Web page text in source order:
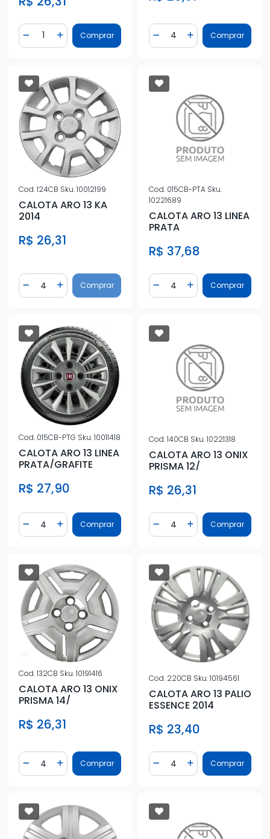
Diminuir Quantidade
Quantidade
Adicionar Quantidade
Comprar Diminuir Quantidade
Quantidade
AdicionarComprar
Cod.124CB Sku.10012199
CALOTA ARO 13 KA
2014
R$ 26,31
Diminuir Quantidade
Quantidade
Adicionar Quantidade
Comprar
Cod. 015CB-PTA Sku.
10221689
CALOTA ARO 13 LINEA
PRATA
R$ 37,68
Diminuir Quantidade
Quantidade
AdicionarComprar
Cod. 015CB-PTG Sku.10011418
CALOTA ARO 13 LINEA
PRATA/GRAFITE
R$ 27,90
Diminuir Quantidade
Quantidade
Adicionar Quantidade
Comprar
Cod.140CB Sku.10221318
CALOTA ARO 13 ONIX
PRISMA 12/
R$ 26,31
Diminuir Quantidade
Quantidade
AdicionarComprar
Cod.132CB Sku.10191416
CALOTA ARO 13 ONIX
PRISMA 14/
R$ 26,31
Diminuir Quantidade
Quantidade
Adicionar Quantidade
Comprar
Cod. 220CB Sku.10194561
CALOTA ARO 13 PALIO
ESSENCE 2014
R$ 23,40
Diminuir Quantidade
Quantidade
AdicionarComprar